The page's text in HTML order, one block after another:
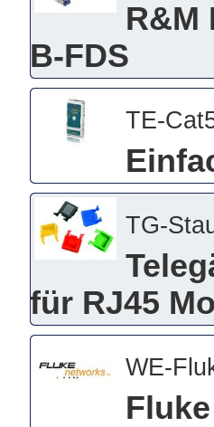
R&M
B-FDS
TE-
TG-
für RJ45
WE-